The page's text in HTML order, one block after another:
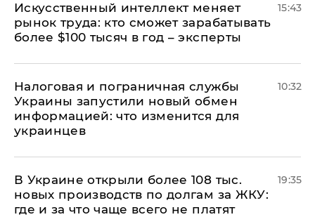
Искусственный интеллект меняет
рынок труда: кто сможет зарабатывать
более $100 тысяч в год – эксперты
15:43
Налоговая и пограничная службы
Украины запустили новый обмен
информацией: что изменится для
украинцев
10:32
В Украине открыли более 108 тыс.
новых производств по долгам за ЖКУ:
где и за что чаще всего не платят
19:35